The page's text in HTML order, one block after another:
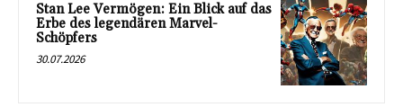
Stan Lee Vermögen: Ein Blick auf das
Erbe des legendären Marvel-
Schöpfers
30.07.2026